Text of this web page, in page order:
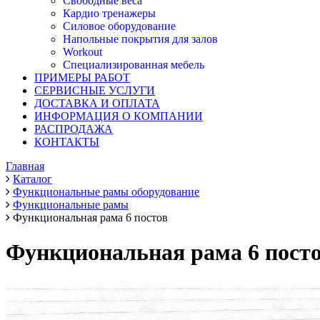
Кардио тренажеры
Силовое оборудование
Напольные покрытия для залов
Workout
Специализированная мебель
ПРИМЕРЫ РАБОТ
СЕРВИСНЫЕ УСЛУГИ
ДОСТАВКА И ОПЛАТА
ИНФОРМАЦИЯ О КОМПАНИИ
РАСПРОДАЖА
КОНТАКТЫ
Главная
Каталог
Функциональные рамы оборудование
Функциональные рамы
Функциональная рама 6 постов
Функциональная рама 6